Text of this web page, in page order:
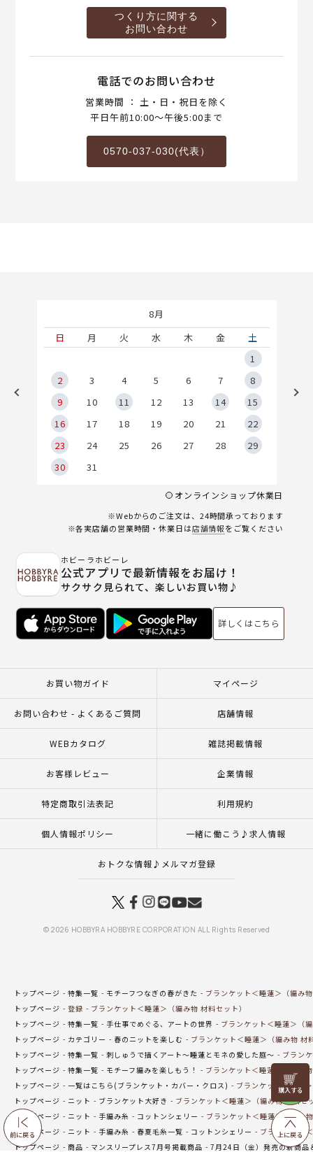
前に戻る
リリヤン
フェア
上に戻る
つくり方に関する
お問い合わせ
電話でのお問い合わせ
営業時間 ： 土・日・祝日を除く
平日午前10:00～午後5:00まで
0570-037-030(代表）
8月
日
月 火 水 木 金
土
1
2
3 4 5 6 7
8
9
10 11 12 13 14
15
16
17 18 19 20 21
22
23
24 25 26 27 28
29
30
31
オンラインショップ休業日
※Webからのご注文は、24時間承っております
※各実店舗の営業時間・休業日は店舗情報をご覧ください
ホビーラホビーレ
公式アプリで最新情報をお届け！
サクサク見られて、楽しいお買い物♪
詳しくはこちら
お買い物ガイド マイページ
お問い合わせ - よくあるご質問 店舗情報
WEBカタログ 雑誌掲載情報
お客様レビュー 企業情報
特定商取引法表記 利用規約
個人情報ポリシー 一緒に働こう♪求人情報
おトクな情報♪メルマガ登録
© 2026 HOBBYRA HOBBYRE CORPORATION ALL Rights Reserved
トップページ 特集一覧 モチーフつなぎの春がきた
ブランケット＜睡蓮＞（編み
トップページ
登録
ブランケット＜睡蓮＞（編み物 材料セット）
トップページ
特集一覧 手仕事でめぐる、アートの世界
ブランケット＜睡蓮＞（
トップページ
カテゴリー 春のニットを楽しむ
ブランケット＜睡蓮＞（編み物 材
トップページ
特集一覧 刺しゅうで描くアート～睡蓮とモネの愛した庭～
ブラン
トップページ
特集一覧 モチーフ編みを楽しもう！
ブランケット＜睡蓮＞（編み
トップページ
一覧はこちら(ブランケット・カバー・クロス)
ブランケット＜睡蓮
トップページ
ニット ブランケット大好き
ブランケット＜睡蓮＞（編み物 材料セ
トップページ
ニット 手編み糸 コットンシェリー
ブランケット＜睡蓮＞（編み
トップページ
ニット 手編み糸 春夏毛糸一覧 コットンシェリー
ブランケット
トップページ
商品 マンスリープレス7月号掲載商品 7月24日（金）発売の新商品